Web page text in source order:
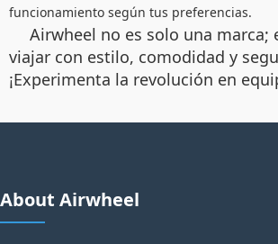
funcionamiento según tus preferencias.
Airwheel no es solo una marca;
viajar con estilo, comodidad y
¡Experimenta la revolución en
About Airwheel